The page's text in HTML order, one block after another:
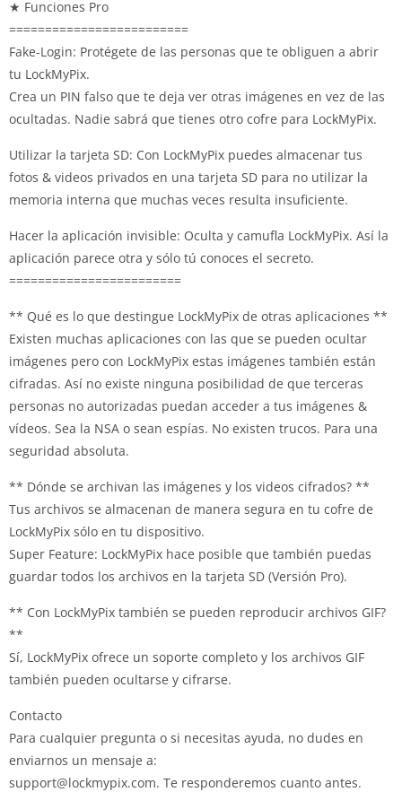
★ Funciones Pro
=========================
Fake-Login: Protégete de las personas que te obliguen a abrir
tu LockMyPix.
Crea un PIN falso que te deja ver otras imágenes en vez de las
ocultadas. Nadie sabrá que tienes otro cofre para LockMyPix.
Utilizar la tarjeta SD: Con LockMyPix puedes almacenar tus
fotos & videos privados en una tarjeta SD para no utilizar la
memoria interna que muchas veces resulta insuficiente.
Hacer la aplicación invisible: Oculta y camufla LockMyPix. Así la
aplicación parece otra y sólo tú conoces el secreto.
========================
** Qué es lo que destingue LockMyPix de otras aplicaciones **
Existen muchas aplicaciones con las que se pueden ocultar
imágenes pero con LockMyPix estas imágenes también están
cifradas. Así no existe ninguna posibilidad de que terceras
personas no autorizadas puedan acceder a tus imágenes &
vídeos. Sea la NSA o sean espías. No existen trucos. Para una
seguridad absoluta.
** Dónde se archivan las imágenes y los videos cifrados? **
Tus archivos se almacenan de manera segura en tu cofre de
LockMyPix sólo en tu dispositivo.
Super Feature: LockMyPix hace posible que también puedas
guardar todos los archivos en la tarjeta SD (Versión Pro).
** Con LockMyPix también se pueden reproducir archivos GIF?
**
Sí, LockMyPix ofrece un soporte completo y los archivos GIF
también pueden ocultarse y cifrarse.
Contacto
Para cualquier pregunta o si necesitas ayuda, no dudes en
enviarnos un mensaje a:
support@lockmypix.com. Te responderemos cuanto antes.